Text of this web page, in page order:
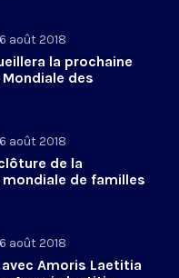
août 2018
la prochaine
des
août 2018
de la
de familles
août 2018
avec Amoris Laetitia